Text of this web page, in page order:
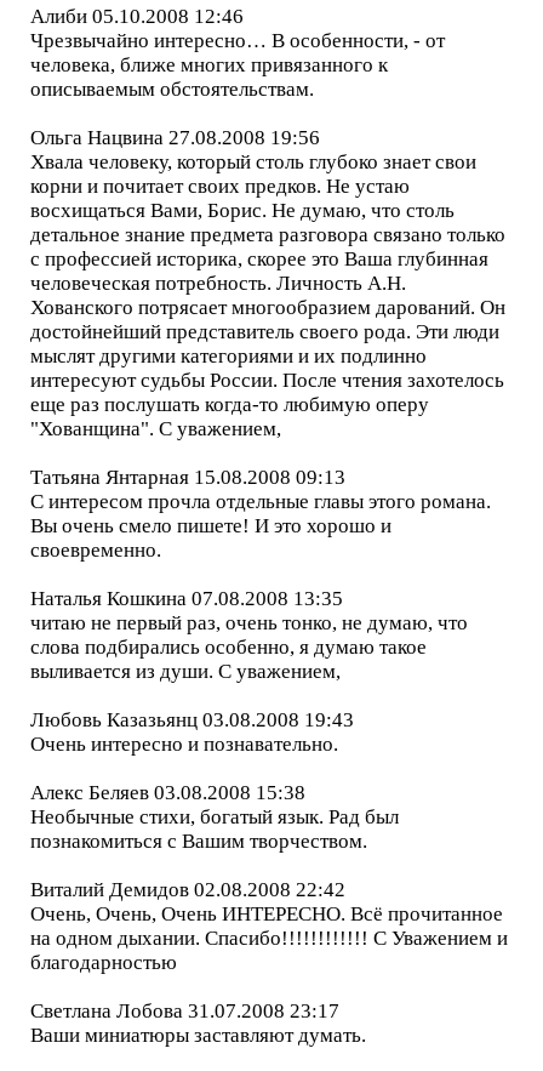
Алиби 05.10.2008 12:46
Чрезвычайно интересно… В особенности, - от
человека, ближе многих привязанного к
описываемым обстоятельствам.
Ольга Нацвина 27.08.2008 19:56
Хвала человеку, который столь глубоко знает свои
корни и почитает своих предков. Не устаю
восхищаться Вами, Борис. Не думаю, что столь
детальное знание предмета разговора связано только
с профессией историка, скорее это Ваша глубинная
человеческая потребность. Личность А.Н.
Хованского потрясает многообразием дарований. Он
достойнейший представитель своего рода. Эти люди
мыслят другими категориями и их подлинно
интересуют судьбы России. После чтения захотелось
еще раз послушать когда-то любимую оперу
"Хованщина". С уважением,
Татьяна Янтарная 15.08.2008 09:13
С интересом прочла отдельные главы этого романа.
Вы очень смело пишете! И это хорошо и
своевременно.
Наталья Кошкина 07.08.2008 13:35
читаю не первый раз, очень тонко, не думаю, что
слова подбирались особенно, я думаю такое
выливается из души. С уважением,
Любовь Казазьянц 03.08.2008 19:43
Очень интересно и познавательно.
Алекс Беляев 03.08.2008 15:38
Необычные стихи, богатый язык. Рад был
познакомиться с Вашим творчеством.
Виталий Демидов 02.08.2008 22:42
Очень, Очень, Очень ИНТЕРЕСНО. Всё прочитанное
на одном дыхании. Спасибо!!!!!!!!!!!! С Уважением и
благодарностью
Светлана Лобова 31.07.2008 23:17
Ваши миниатюры заставляют думать.